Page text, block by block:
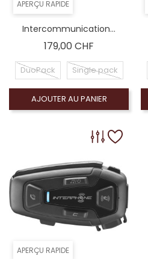
APERÇU RAPIDE
Intercommunication...
179,00 CHF
DuoPack Single pack
AJOUTER AU PANIER
APERÇU RAPIDE